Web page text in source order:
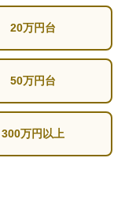
20万円台
50万円台
300万円以上